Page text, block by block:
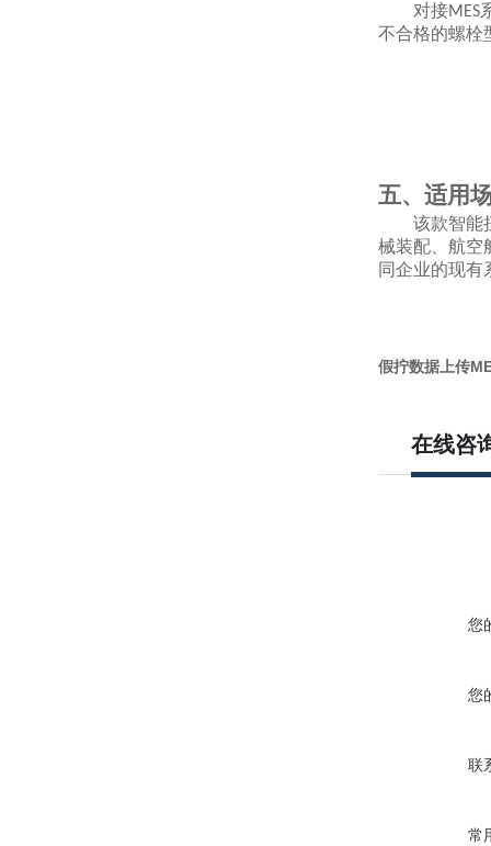
对接MES
不合格的螺栓
五、适用
该款智能
械装配、航空
同企业的现
假拧数据上传
在线咨
您
您
联
常